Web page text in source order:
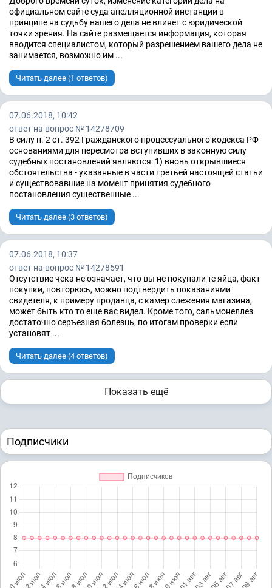
официальном сайте суда апелляционной инстанции в
принципе на судьбу вашего дела не влияет с юридической
точки зрения. На сайте размещается информация, которая
вводится специалистом, который разрешением вашего дела не
занимается, возможно им ...
Читать далее (1 ответов)
07.06.2018, 10:42
ответ на вопрос № 14278709
В силу п. 2 ст. 392 Гражданского процессуального кодекса РФ
основаниями для пересмотра вступивших в законную силу
судебных постановлений являются: 1) вновь открывшиеся
обстоятельства - указанные в части третьей настоящей статьи
и существовавшие на момент принятия судебного
постановления существенные ...
Читать далее (3 ответов)
07.06.2018, 10:37
ответ на вопрос № 14278591
Отсутствие чека не означает, что вы не покупали те яйца, факт
покупки, повторюсь, можно подтвердить показаниями
свидетеля, к примеру продавца, с камер слежения магазина,
может быть кто то еще вас видел. Кроме того, сальмонеллез
достаточно серъезная болезнь, по итогам проверки если
установят ...
Читать далее (4 ответов)
Показать ещё
Подписчики